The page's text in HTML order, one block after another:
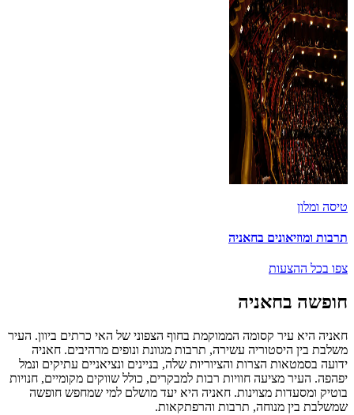
טיסה ומלון
תרבות ומוזיאונים בחאניה
צפו בכל ההצעות
חופשה בחאניה
חאניה היא עיר קסומה הממוקמת בחוף הצפוני של האי כרתים ביוון. העיר
משלבת בין היסטוריה עשירה, תרבות מגוונת ונופים מרהיבים. חאניה
ידועה בסמטאות הצרות והציוריות שלה, בניינים ונציאניים עתיקים ונמל
יפהפה. העיר מציעה חוויות רבות למבקרים, כולל שווקים מקומיים, חנויות
בוטיק ומסעדות מצוינות. חאניה היא יעד מושלם למי שמחפש חופשה
שמשלבת בין מנוחה, תרבות והרפתקאות.